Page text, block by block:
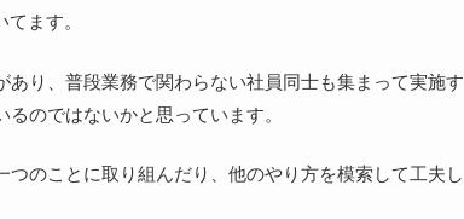
ます。
り、普段業務で関わらない社員同士も集まって実施す
のではないかと思っています。
のことに取り組んだり、他のやり方を模索して工夫し